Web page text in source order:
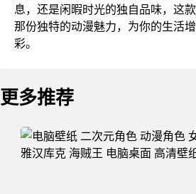
息，还是闲暇时光的独自品味，这
那份独特的动漫魅力，为你的生活
彩。
更多推荐